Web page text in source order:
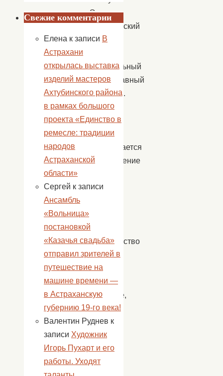
Это
христианский
и
значительный
православный
праздник.
В
этот
день
вспоминается
Воскрешение
Иисуса
всё
человечество
получает
надежду
на
спасение,
потому
что
Христос
воскрес.
В
Свежие комментарии
Елена к записи В
Астрахани
открылась выставка
изделий мастеров
Ахтубинского района
в рамках большого
проекта «Единство в
ремесле: традиции
народов
Астраханской
области»
Сергей к записи
Ансамбль
«Вольница»
постановкой
«Казачья свадьба»
отправил зрителей в
путешествие на
машине времени —
в Астраханскую
губернию 19-го века!
Валентин Руднев к
записи Художник
Игорь Пухарт и его
работы. Уходят